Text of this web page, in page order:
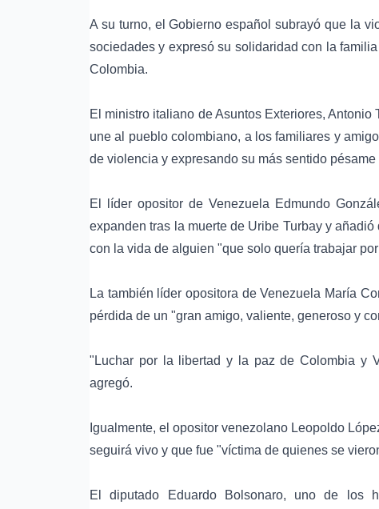
A su turno, el Gobierno español subrayó que la
sociedades y expresó su solidaridad con la
Colombia.
El ministro italiano de Asuntos Exteriores,
une al pueblo colombiano, a los familiares y
de violencia y expresando su más sentido
El líder opositor de Venezuela Edmundo
expanden tras la muerte de Uribe Turbay y
con la vida de alguien "que solo quería trabajar
La también líder opositora de Venezuela María
pérdida de un "gran amigo, valiente, generoso y
"Luchar por la libertad y la paz de Colombia y
agregó.
Igualmente, el opositor venezolano Leopoldo
seguirá vivo y que fue "víctima de quienes se
El diputado Eduardo Bolsonaro, uno de los